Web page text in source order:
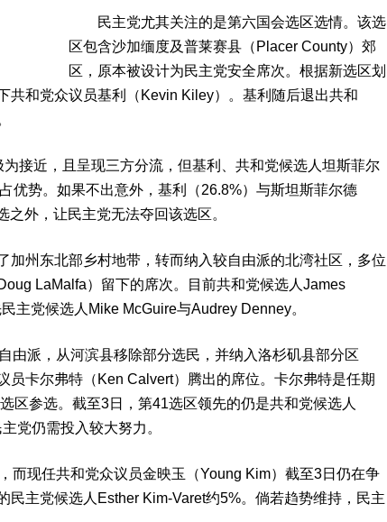
民主党尤其关注的是第六国会选区选情。该选
区包含沙加缅度及普莱赛县（Placer County）郊
区，原本被设计为民主党安全席次。根据新选区划
共和党众议员基利（Kevin Kiley）。基利随后退出共和
近，且呈现三方分流，但基利、共和党候选人坦斯菲尔
优势。如果不出意外，基利（26.8%）与斯坦斯菲尔德
之外，让民主党无法夺回该选区。
州东北部乡村地带，转而纳入较自由派的北湾社区，多位
LaMalfa）留下的席次。目前共和党候选人James
主党候选人Mike McGuire与Audrey Denney。
派，从河滨县移除部分选民，并纳入洛杉矶县部分区
员卡尔弗特（Ken Calvert）腾出的席位。卡尔弗特是任期
区参选。截至3日，第41选区领先的仍是共和党候选人
党仍需投入较大努力。
现任共和党众议员金映玉（Young Kim）截至3日仍在争
民主党候选人Esther Kim-Varet约5%。倘若趋势维持，民主